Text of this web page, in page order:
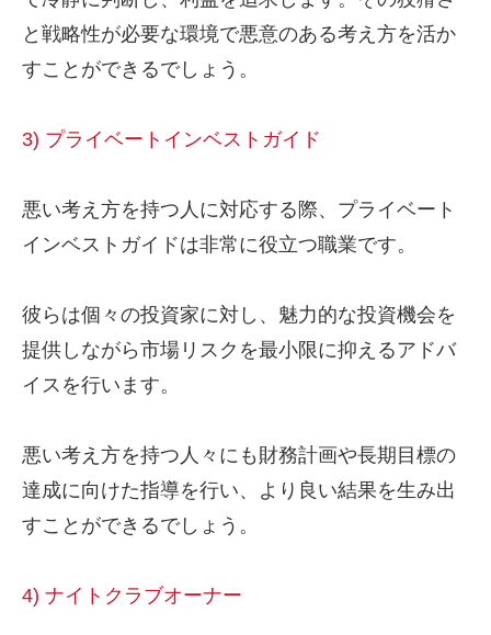
と戦略性が必要な環境で悪意のある考え方を活か
すことができるでしょう。
3) プライベートインベストガイド
悪い考え方を持つ人に対応する際、プライベート
インベストガイドは非常に役立つ職業です。
彼らは個々の投資家に対し、魅力的な投資機会を
提供しながら市場リスクを最小限に抑えるアドバ
イスを行います。
悪い考え方を持つ人々にも財務計画や長期目標の
達成に向けた指導を行い、より良い結果を生み出
すことができるでしょう。
4) ナイトクラブオーナー